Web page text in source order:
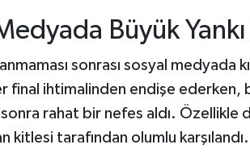
Büyük Yankı
sonrası sosyal medyada
final ihtimalinden endişe ederken,
rahat bir nefes aldı. Özellikle
kitlesi tarafından olumlu karşılandı.